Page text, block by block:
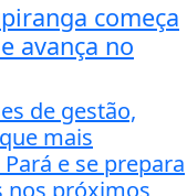
começa
avança no
de gestão,
mais
e se prepara